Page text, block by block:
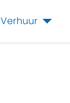
Verhuur